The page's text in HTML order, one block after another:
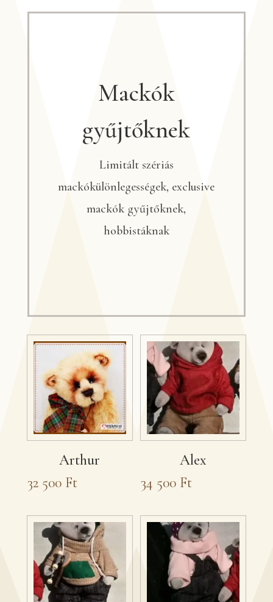
Mackók
gyűjtőknek
Limitált szériás
mackókülönlegességek, exclusive
mackók gyűjtőknek,
hobbistáknak
Arthur
32 500 Ft
Alex
34 500 Ft